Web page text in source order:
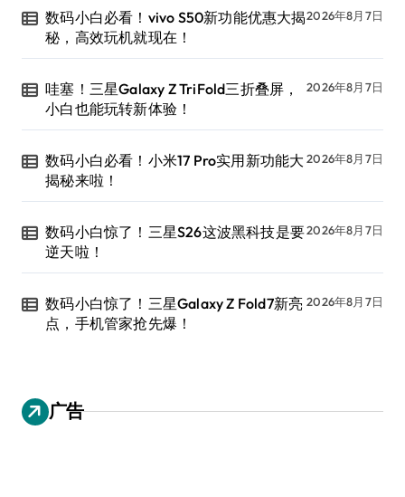
数码小白必看！vivo S50新功能优惠大揭
秘，高效玩机就现在！
2026年8月7日
哇塞！三星Galaxy Z TriFold三折叠屏，
小白也能玩转新体验！
2026年8月7日
数码小白必看！小米17 Pro实用新功能大
揭秘来啦！
2026年8月7日
数码小白惊了！三星S26这波黑科技是要
逆天啦！
2026年8月7日
数码小白惊了！三星Galaxy Z Fold7新亮
点，手机管家抢先爆！
2026年8月7日
广告